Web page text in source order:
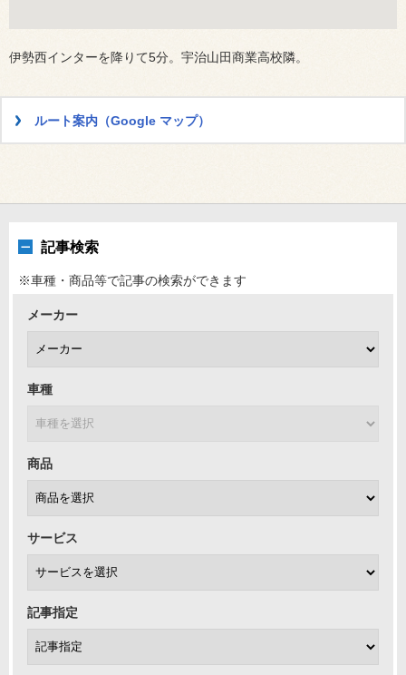
伊勢西インターを降りて5分。宇治山田商業高校隣。
ルート案内（Google マップ）
記事検索
※車種・商品等で記事の検索ができます
メーカー
車種
商品
サービス
記事指定